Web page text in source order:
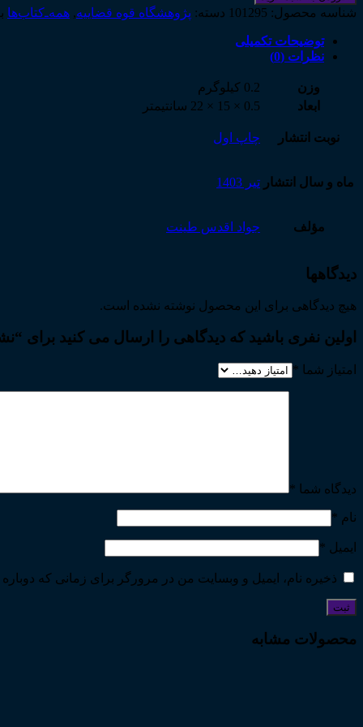
خلق
و
صیانت
حقوق
عامه
شناسه محصول: 101295 دسته: پژوهشگاه قوه قضاییه, همه‌ـ‌کتاب‌ها
توضیحات تکمیلی
نظرات (0)
وزن
0.2 کیلوگرم
ابعاد
0.5 × 15 × 22 سانتیمتر
نوبت انتشار چاپ اول
ماه و سال انتشار تیر 1403
مؤلف جواد اقدس طینت
دیدگاهها
هیچ دیدگاهی برای این محصول نوشته نشده است.
اولین نفری باشید که دیدگاهی را ارسال می کنید
امتیاز شما *
دیدگاه شما *
نام *
ایمیل *
ذخیره نام، ایمیل و وبسایت من در مرورگر برای زمانی که
محصولات مشابه